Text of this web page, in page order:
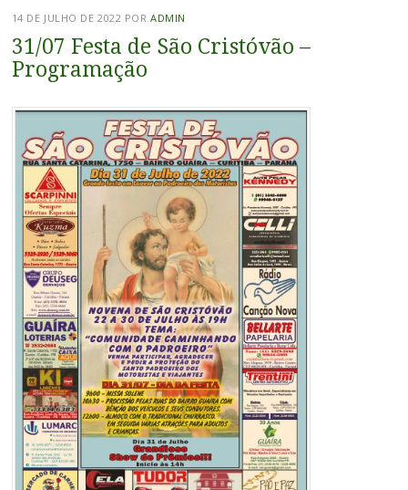
14 DE JULHO DE 2022 POR ADMIN
31/07 Festa de São Cristóvão –
Programação